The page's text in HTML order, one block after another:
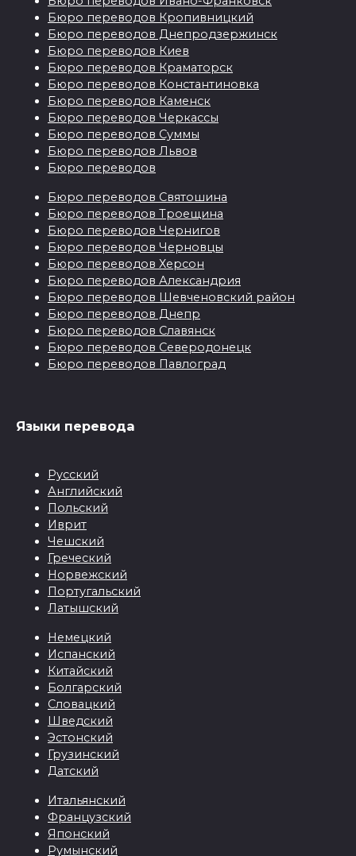
Бюро переводов Кропивницкий
Бюро переводов Днепродзержинск
Бюро переводов Киев
Бюро переводов Краматорск
Бюро переводов Константиновка
Бюро переводов Каменск
Бюро переводов Черкассы
Бюро переводов Суммы
Бюро переводов Львов
Бюро переводов
Бюро переводов Святошина
Бюро переводов Троещина
Бюро переводов Чернигов
Бюро переводов Черновцы
Бюро переводов Херсон
Бюро переводов Александрия
Бюро переводов Шевченовский район
Бюро переводов Днепр
Бюро переводов Славянск
Бюро переводов Северодонецк
Бюро переводов Павлоград
Языки перевода
Русский
Английский
Польский
Иврит
Чешский
Греческий
Норвежский
Португальский
Латышский
Немецкий
Испанский
Китайский
Болгарский
Словацкий
Шведский
Эстонский
Грузинский
Датский
Итальянский
Французский
Японский
Румынский